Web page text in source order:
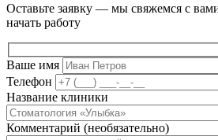
Оставьте заявку — мы свяжемся с
начать работу
Ваше имя
Телефон
Название клиники
Комментарий (необязательно)